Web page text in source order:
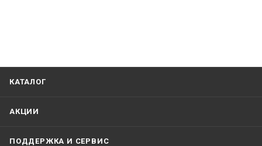
КАТАЛОГ
АКЦИИ
ПОДДЕРЖКА И СЕРВИС